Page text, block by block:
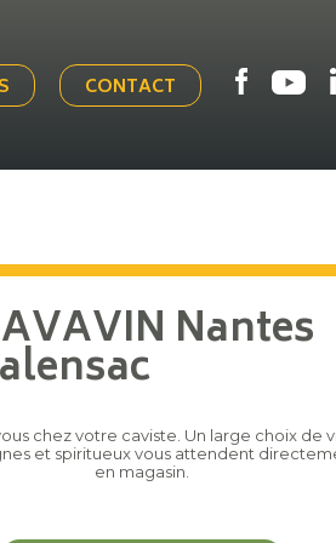
CONTACT
Nantes
chez votre caviste. Un large choix de
et spiritueux vous attendent
en magasin.